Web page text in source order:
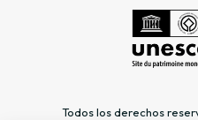
Todos los derechos